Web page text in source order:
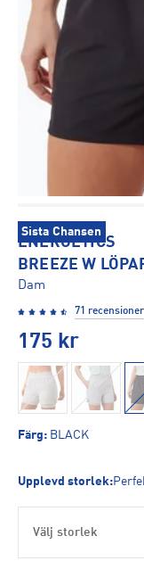
Sista Chansen
ENERGETICS
BREEZE W
Dam
71 recensioner
175 kr
Färg: BLACK
Upplevd storlek:
Välj storlek